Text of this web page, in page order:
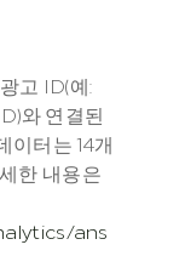
고 ID(예:
와 연결된
이터는 14개
한 내용은
ans